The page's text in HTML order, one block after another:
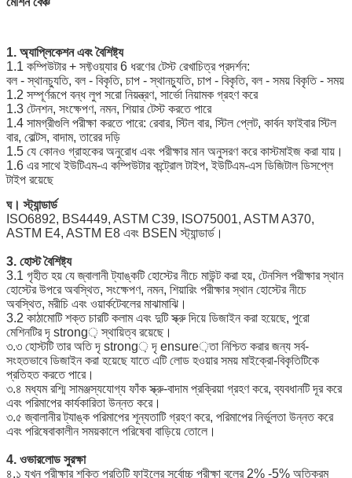
1. অ্যাপ্লিকেশন এবং বৈশিষ্ট্য
1.1 কম্পিউটার + সফ্টওয়্যার 6 ধরণের টেস্ট রেখাচিত্র প্রদর্শন:
বল - স্থানচ্যুতি, বল - বিকৃতি, চাপ - স্থানচ্যুতি, চাপ - বিকৃতি, বল - সময় বিকৃতি - সময়
1.2 সম্পূর্ণরূপে বন্ধ লুপ সরো নিয়ন্ত্রণ, সার্ভো নিয়ামক গ্রহণ করে
1.3 টেনশন, সংক্ষেপণ, নমন, শিয়ার টেস্ট করতে পারে
1.4 সামগ্রীগুলি পরীক্ষা করতে পারে: রেবার, স্টিল বার, স্টিল প্লেট, কার্বন ফাইবার স্টিল
বার, বোল্টস, বাদাম, তারের দড়ি
1.5 যে কোনও গ্রাহকের অনুরোধ এবং পরীক্ষার মান অনুসরণ করে কাস্টমাইজ করা যায়।
1.6 এর সাথে ইউটিএম-এ কম্পিউটার কন্ট্রোল টাইপ, ইউটিএম-এস ডিজিটাল ডিসপ্লে
টাইপ রয়েছে
ঘ।স্ট্যান্ডার্ড
ISO6892, BS4449, ASTM C39, ISO75001, ASTM A370,
ASTM E4, ASTM E8 এবং BSEN স্ট্যান্ডার্ড।
3. হোস্টবৈশিষ্ট্য
3.1 গৃহীত হয় যে জ্বালানী ট্যাঙ্কটি হোস্টের নীচে মাউন্ট করা হয়, টেনসিল পরীক্ষার স্থান
হোস্টের উপরে অবস্থিত, সংক্ষেপণ, নমন, শিয়ারিং পরীক্ষার স্থান হোস্টের নীচে
অবস্থিত, মরীচি এবং ওয়ার্কটেবলের মাঝামাঝি।
3.2 কাঠামোটি শক্ত চারটি কলাম এবং দুটি স্ক্রু দিয়ে ডিজাইন করা হয়েছে, পুরো
মেশিনটির দৃ strong় স্থায়িত্ব রয়েছে।
৩.৩ হোস্টটি তার অতি দৃ strong় দৃ ensure়তা নিশ্চিত করার জন্য সর্ব-
সংহতভাবে ডিজাইন করা হয়েছে যাতে এটি লোড হওয়ার সময় মাইক্রো-বিকৃতিটিকে
প্রতিহত করতে পারে।
৩.৪ মধ্যম রশ্মি সামঞ্জস্যযোগ্য ফাঁক স্ক্রু-বাদাম প্রক্রিয়া গ্রহণ করে, ব্যবধানটি দূর করে
এবং পরিমাপের কার্যকারিতা উন্নত করে।
৩.৫ জ্বালানীর ট্যাঙ্ক পরিমাপের শূন্যতাটি গ্রহণ করে, পরিমাপের নির্ভুলতা উন্নত করে
এবং পরিষেবাকালীন সময়কালে পরিষেবা বাড়িয়ে তোলে।
4. ওভারলোড সুরক্ষা
৪.১ যখন পরীক্ষার শক্তি প্রতিটি ফাইলের সর্বোচ্চ পরীক্ষা বলের 2% -5% অতিক্রম